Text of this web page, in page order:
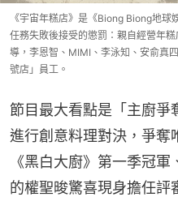
《宇宙年糕店》是《Biong Biong地
任務失敗後接受的懲罰：親自經營年
導，李恩智、MIMI、李泳知、安俞真
號店」員工。
節目最大看點是「主廚爭
進行創意料理對決，爭奪
《黑白大廚》第一季冠
的權聖晙驚喜現身擔任評